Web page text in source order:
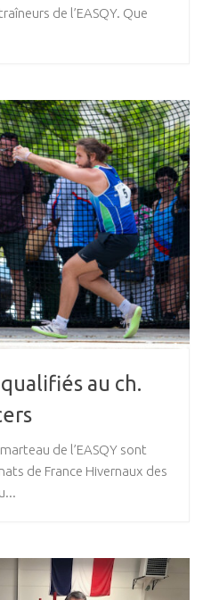
de l’EASQY. Que
au ch.
de l’EASQY sont
de France Hivernaux des